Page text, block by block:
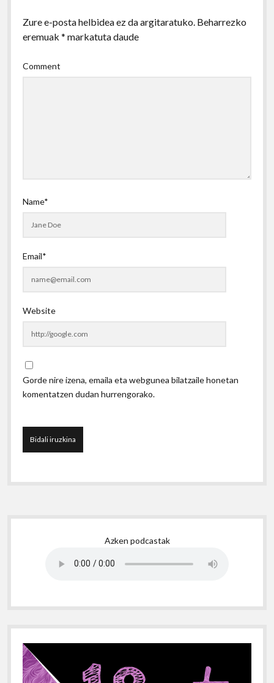
Zure e-posta helbidea ez da argitaratuko. Beharrezko
eremuak * markatuta daude
Comment
Name*
Email*
Website
Gorde nire izena, emaila eta webgunea bilatzaile honetan
komentatzen dudan hurrengorako.
Sidebar
Azken podcastak